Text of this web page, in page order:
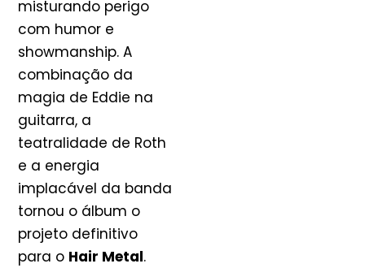
misturando perigo
com humor e
showmanship. A
combinação da
magia de Eddie na
guitarra, a
teatralidade de Roth
e a energia
implacável da banda
tornou o álbum o
projeto definitivo
para o Hair Metal.